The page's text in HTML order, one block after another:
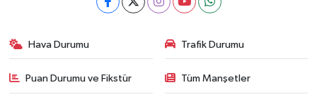
Hava Durumu Trafik Durumu
Puan Durumu ve Fikstür Tüm Manşetler